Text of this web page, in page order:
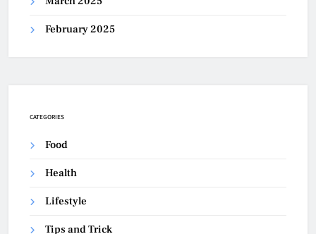
February 2025
CATEGORIES
Food
Health
Lifestyle
Tips and Trick